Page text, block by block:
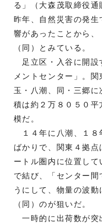
る」（大森茂取締役通
昨年、自然災害の発
響があったことから、
（同）とみている。
足立区・入谷に開設
メントセンター」。
玉・八潮、同・三郷
積は約２万８０５０平
模だ。
１４年に八潮、１８
ばかりで、関東４拠点
ートル圏内に位置し
で結び、「センター間
うにして、物量の波動
（同）のが狙いだ。
一時的に出荷数が突